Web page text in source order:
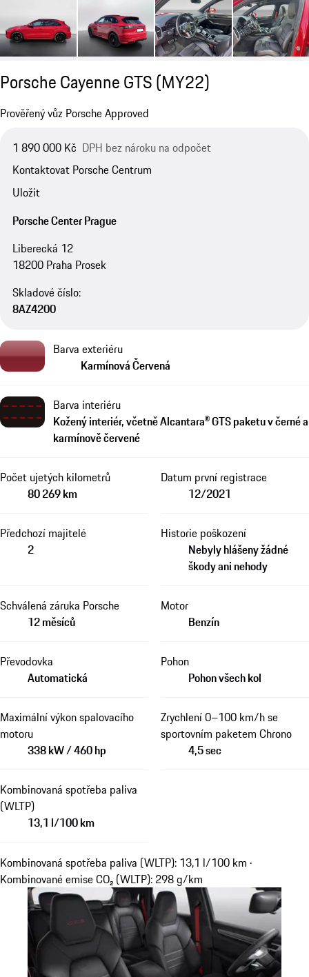
Porsche Cayenne GTS (MY22)
Prověřený vůz Porsche Approved
1 890 000 Kč DPH bez nároku na odpočet
Kontaktovat Porsche Centrum
Uložit
Porsche Center Prague
Liberecká 12
18200 Praha Prosek
Skladové číslo:
8AZ4200
Barva exteriéru
Karmínová Červená
Barva interiéru
Kožený interiér, včetně Alcantara® GTS paketu v černé a
karmínově červené
Počet ujetých kilometrů
80 269 km
Datum první registrace
12/2021
Předchozí majitelé
2
Historie poškození
Nebyly hlášeny žádné
škody ani nehody
Schválená záruka Porsche
12 měsíců
Motor
Benzín
Převodovka
Automatická
Pohon
Pohon všech kol
Maximální výkon spalovacího
motoru
338 kW / 460 hp
Zrychlení 0–100 km/h se
sportovním paketem Chrono
4,5 sec
Kombinovaná spotřeba paliva
(WLTP)
13,1 l/100 km
Kombinovaná spotřeba paliva (WLTP): 13,1 l/100 km ·
Kombinované emise CO₂ (WLTP): 298 g/km